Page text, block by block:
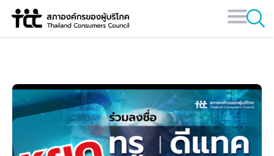
Skip
ควบรวมทรูมูฟดีแทค